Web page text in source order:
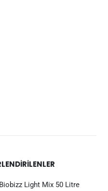
Biobizz Light Mix 50 Litre